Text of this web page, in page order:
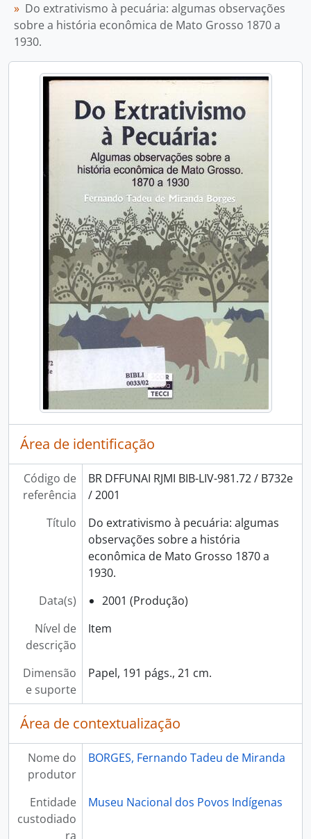
Do extrativismo à pecuária: algumas observações
sobre a história econômica de Mato Grosso 1870 a
1930.
Área de identificação
Código de
referência
BR DFFUNAI RJMI BIB-LIV-981.72 / B732e
/ 2001
Título
Do extrativismo à pecuária: algumas
observações sobre a história
econômica de Mato Grosso 1870 a
1930.
Data(s)
2001 (Produção)
Nível de
descrição
Item
Dimensão
e suporte
Papel, 191 págs., 21 cm.
Área de contextualização
Nome do
produtor
BORGES, Fernando Tadeu de Miranda
Entidade
custodiado
ra
Museu Nacional dos Povos Indígenas